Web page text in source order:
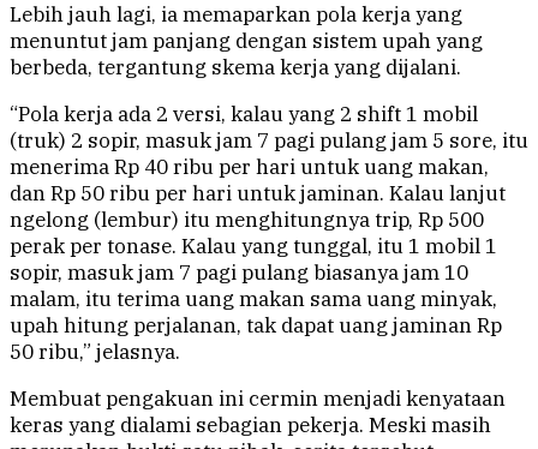
Lebih jauh lagi, ia memaparkan pola kerja yang
menuntut jam panjang dengan sistem upah yang
berbeda, tergantung skema kerja yang dijalani.
“Pola kerja ada 2 versi, kalau yang 2 shift 1 mobil
(truk) 2 sopir, masuk jam 7 pagi pulang jam 5 sore, itu
menerima Rp 40 ribu per hari untuk uang makan,
dan Rp 50 ribu per hari untuk jaminan. Kalau lanjut
ngelong (lembur) itu menghitungnya trip, Rp 500
perak per tonase. Kalau yang tunggal, itu 1 mobil 1
sopir, masuk jam 7 pagi pulang biasanya jam 10
malam, itu terima uang makan sama uang minyak,
upah hitung perjalanan, tak dapat uang jaminan Rp
50 ribu,” jelasnya.
Membuat pengakuan ini cermin menjadi kenyataan
keras yang dialami sebagian pekerja. Meski masih